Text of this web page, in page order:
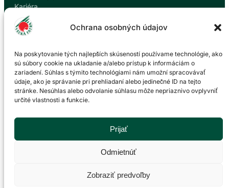
Ochrana osobných údajov
Na poskytovanie tých najlepších skúseností používame technológie, ako
sú súbory cookie na ukladanie a/alebo prístup k informáciám o
zariadení. Súhlas s týmito technológiami nám umožní spracovávať
údaje, ako je správanie pri prehliadaní alebo jedinečné ID na tejto
stránke. Nesúhlas alebo odvolanie súhlasu môže nepriaznivo ovplyvniť
určité vlastnosti a funkcie.
Prijať
Odmietnúť
Zobraziť predvoľby
Kariéra
Kontakty
Ochrana osobných údajov
Kontakt
Správa Národného parku Veľká Fatra so sídlom v
P. O. Hviezdoslava 73/38